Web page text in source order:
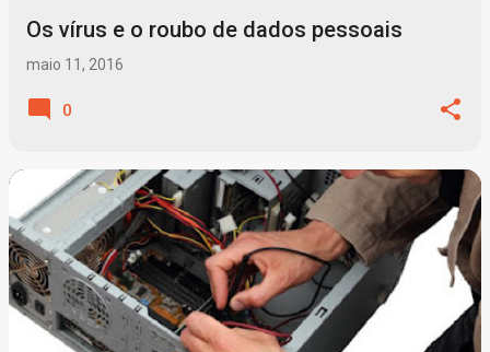
Os vírus e o roubo de dados pessoais
maio 11, 2016
0